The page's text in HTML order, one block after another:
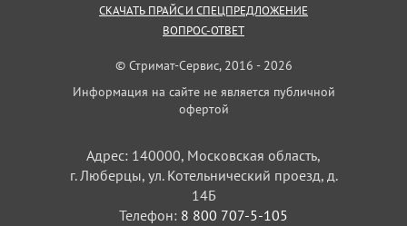
СКАЧАТЬ ПРАЙС И СПЕЦПРЕДЛОЖЕНИЕ
ВОПРОС-ОТВЕТ
© Стримат-Сервис, 2016 - 2026
Информация на сайте не является публичной
офертой
Адрес: 140000, Московская область,
г. Люберцы, ул. Котельнический проезд, д.
14Б
Телефон: 8 800 707-5-105